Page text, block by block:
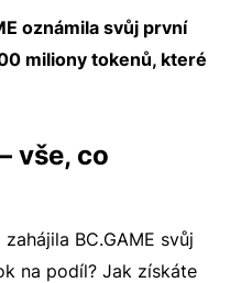
oznámila svůj první
miliony tokenů, které
vše, co
BC.GAME svůj
na podíl? Jak získáte